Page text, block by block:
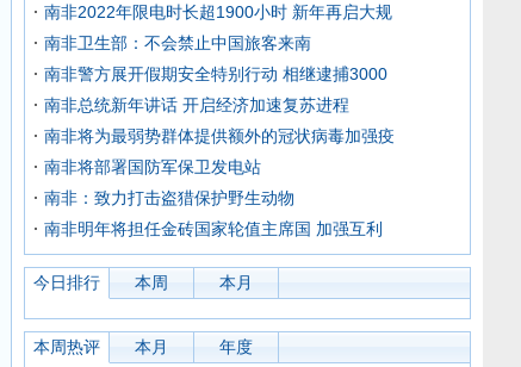
南非2022年限电时长超1900小时 新年再启大规
南非卫生部：不会禁止中国旅客来南
南非警方展开假期安全特别行动 相继逮捕3000
南非总统新年讲话 开启经济加速复苏进程
南非将为最弱势群体提供额外的冠状病毒加强疫
南非将部署国防军保卫发电站
南非：致力打击盗猎保护野生动物
南非明年将担任金砖国家轮值主席国 加强互利
今日排行 本周 本月
本周热评 本月 年度